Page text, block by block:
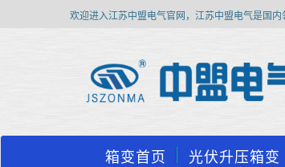
欢迎进入江苏中盟电气官网，江苏中盟电气是国内
箱变首页 光伏升压箱变